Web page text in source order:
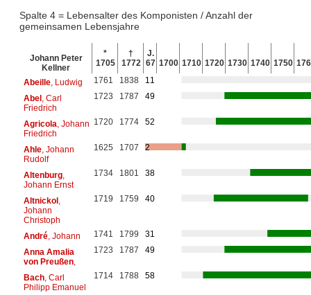
Spalte 4 = Lebensalter des Komponisten / Anzahl der
gemeinsamen Lebensjahre
Johann Peter
Kellner
*
1705
†
1772
J.
67 1700 1710 1720 1730 1740 1750
Abeille, Ludwig 1761 1838
11
Abel, Carl
Friedrich
1723 1787 49
Agricola , Johann
Friedrich
1720 1774 52
Ahle, Johann
Rudolf
1625 1707 2
Altenburg,
Johann Ernst
1734 1801 38
Altnickol,
Johann
Christoph
1719 1759 40
André, Johann 1741 1799
31
Anna Amalia
von Preußen,
1723 1787 49
Bach, Carl
Philipp Emanuel
1714 1788 58